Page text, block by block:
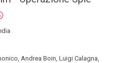
, Andrea Boin, Luigi Calagna,